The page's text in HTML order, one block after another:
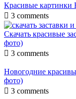
Красивые картинки
 3 comments
Скачать красивые
фото)
 3 comments
Новогодние
фото)
 3 comments